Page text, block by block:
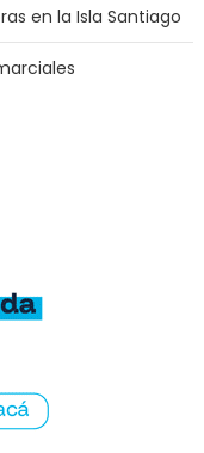
en la Isla Santiago